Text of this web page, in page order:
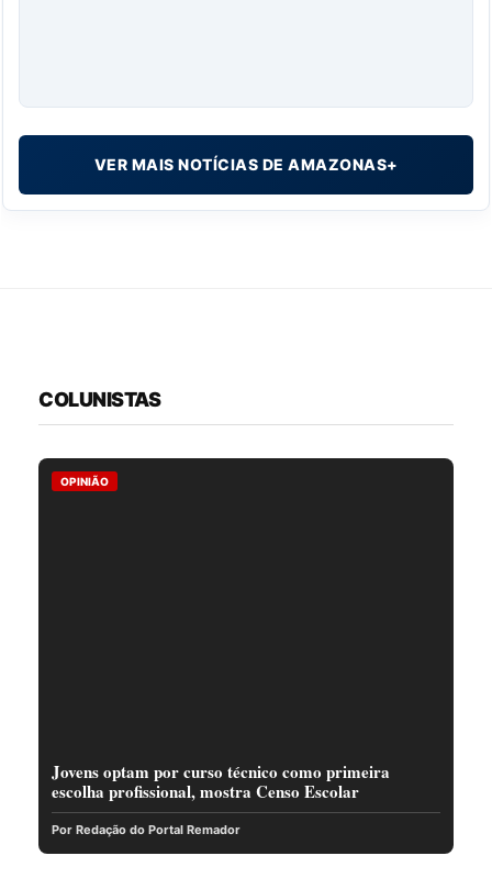
VER MAIS NOTÍCIAS DE AMAZONAS+
COLUNISTAS
OPINIÃO
Jovens optam por curso técnico como primeira
escolha profissional, mostra Censo Escolar
Por Redação do Portal Remador